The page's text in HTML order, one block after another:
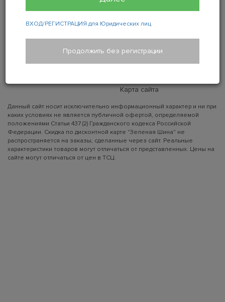
ВХОД/РЕГИСТРАЦИЯ для Юридических лиц
Продолжить без регистрации
© 2009—2025, ООО
«Зелёная шина»
Контакты
Бренды шин
Карта сайта
Данный сайт носит исключительно информационный характер и ни при
каких условиях не является публичной офертой, определяемой
положениями Статьи 437 (2) Гражданского кодекса Российской
Федерации. Скидка по дисконтной карте "Зеленая Шина" не
распространяется на заказы, сделанные через сайт. Реальные
характеристики товаров могут отличаться от представленных. Цены на
сайте могут отличаться от цен в ТСЦ.